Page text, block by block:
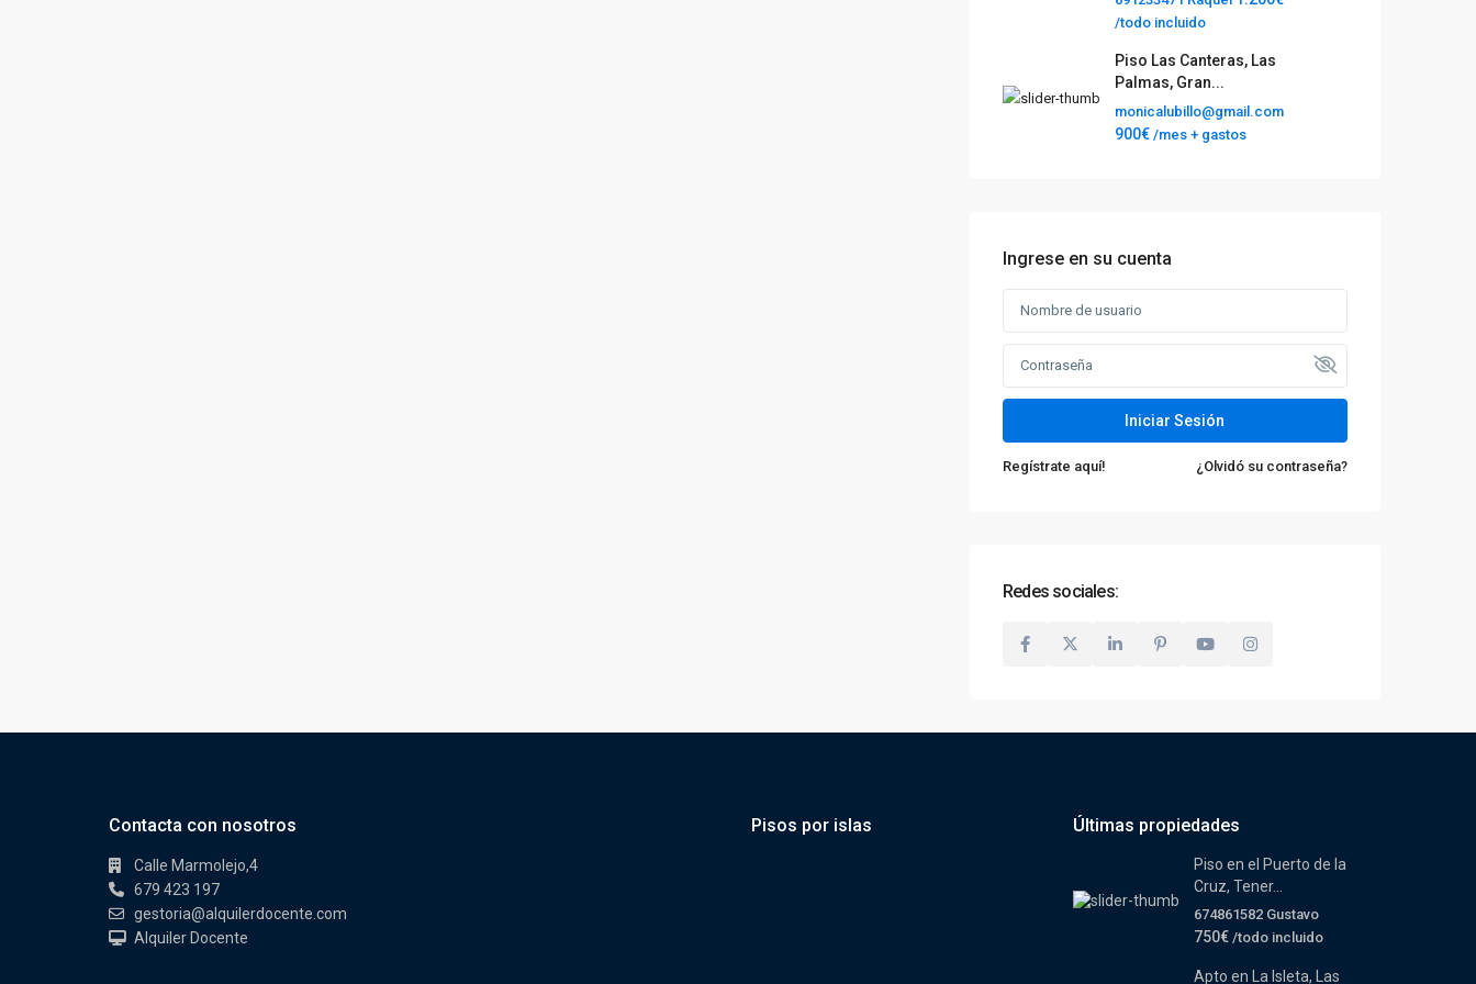
/todo incluido
Piso Las Canteras, Las
Palmas, Gran...
monicalubillo@gmail.com
900€ /mes + gastos
Ingrese en su cuenta
Iniciar Sesión
Regístrate aquí! ¿Olvidó su contraseña?
Redes sociales:
Contacta con nosotros
Calle Marmolejo,4
679 423 197
gestoria@alquilerdocente.com
Alquiler Docente
Pisos por islas Últimas propiedades
Piso en el Puerto de la
Cruz, Tener...
674861582 Gustavo
750€ /todo incluido
Apto en La Isleta, Las